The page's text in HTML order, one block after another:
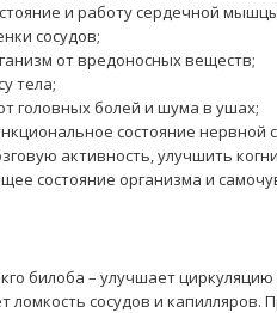
и работу сердечной
сосудов;
от вредоносных веществ;
тела;
головных болей и шума в ушах;
состояние нервной
активность, улучшить
состояние организма и
билоба – улучшает
ломкость сосудов и